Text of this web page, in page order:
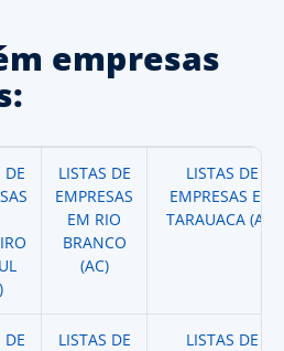
empresas
DE
LISTAS DE
EMPRESAS
EM RIO
BRANCO
(AC)
LISTAS DE
EMPRESAS EM
TARAUACA (AC)
DE
LISTAS DE
LISTAS DE